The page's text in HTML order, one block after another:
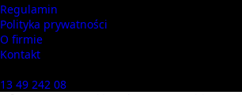
Regulamin
Polityka prywatności
O firmie
Kontakt
13 49 242 08